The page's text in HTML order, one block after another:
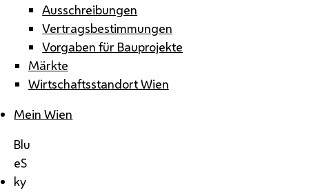
Ausschreibungen
Vertragsbestimmungen
Vorgaben für Bauprojekte
Märkte
Wirtschaftsstandort Wien
Mein Wien
Blu
eS
ky